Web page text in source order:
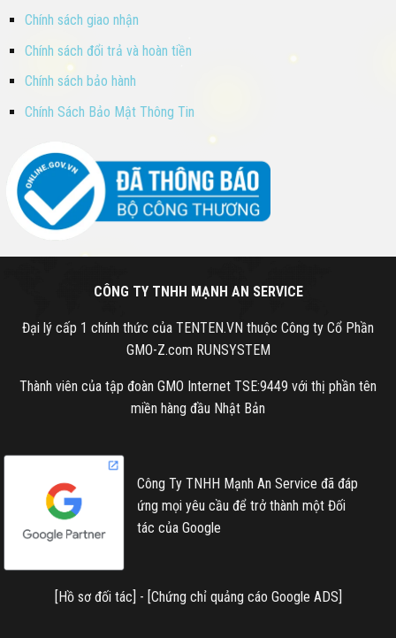
Chính sách giao nhận
Chính sách đổi trả và hoàn tiền
Chính sách bảo hành
Chính Sách Bảo Mật Thông Tin
CÔNG TY TNHH MẠNH AN SERVICE
Đại lý cấp 1 chính thức của TENTEN.VN thuộc Công ty Cổ Phần
GMO-Z.com RUNSYSTEM
Thành viên của tập đoàn GMO Internet TSE:9449 với thị phần tên
miền hàng đầu Nhật Bản
Công Ty TNHH Mạnh An Service đã đáp
ứng mọi yêu cầu để trở thành một Đối
tác của Google
Hồ sơ đối tác ] - [ Chứng chỉ quảng cáo Google ADS